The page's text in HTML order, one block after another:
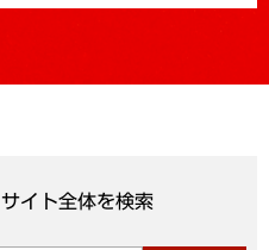
サイト全体を検索